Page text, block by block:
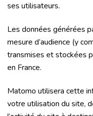
ses utilisateurs.
Les données générées
mesure d’audience (y
transmises et stockées
en France.
Matomo utilisera cette
votre utilisation du site,